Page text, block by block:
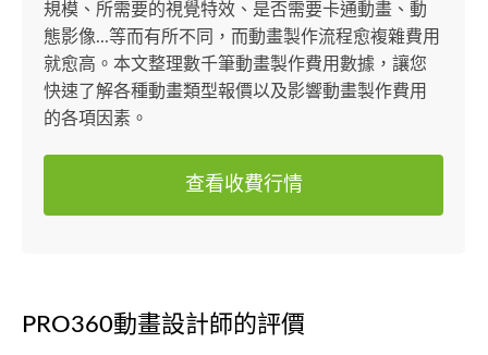
規模、所需要的視覺特效、是否需要卡通動畫、動
態影像...等而有所不同，而動畫製作流程愈複雜費用
就愈高。本文整理數千筆動畫製作費用數據，讓您
快速了解各種動畫類型報價以及影響動畫製作費用
的各項因素。
查看收費行情
PRO360動畫設計師的評價